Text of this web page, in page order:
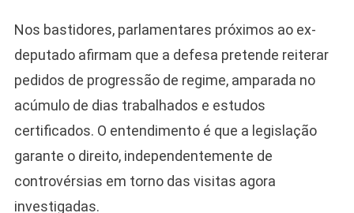
Nos bastidores, parlamentares próximos ao ex-
deputado afirmam que a defesa pretende reiterar
pedidos de progressão de regime, amparada no
acúmulo de dias trabalhados e estudos
certificados. O entendimento é que a legislação
garante o direito, independentemente de
controvérsias em torno das visitas agora
investigadas.